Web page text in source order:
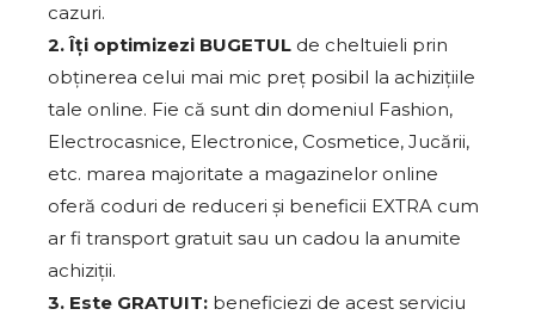
cazuri.
2. Îți optimizezi BUGETUL de cheltuieli prin
obținerea celui mai mic preț posibil la achizițiile
tale online. Fie că sunt din domeniul Fashion,
Electrocasnice, Electronice, Cosmetice, Jucării,
etc. marea majoritate a magazinelor online
oferă coduri de reduceri și beneficii EXTRA cum
ar fi transport gratuit sau un cadou la anumite
achiziții.
3. Este GRATUIT: beneficiezi de acest serviciu